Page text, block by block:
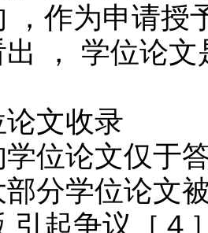
，作为申请授
， 学位论
论文收录
位论文仅于
部分学位论文
引起争议［４